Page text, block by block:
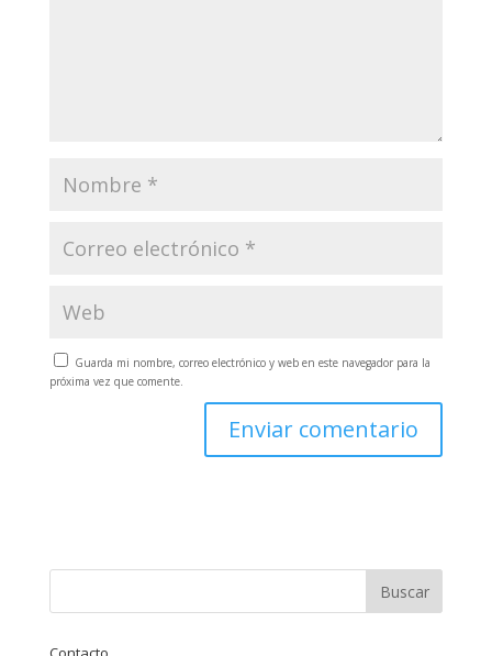
Guarda mi nombre, correo electrónico y web en este navegador para la
próxima vez que comente.